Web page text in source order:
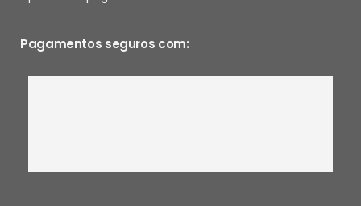
Pagamentos seguros com: